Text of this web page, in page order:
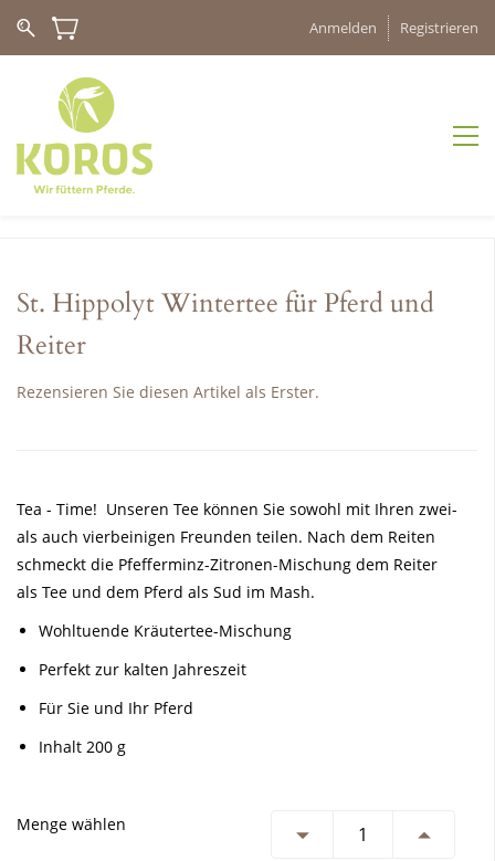
Anmelden Registrieren
St. Hippolyt Wintertee für Pferd und
Reiter
Rezensieren Sie diesen Artikel als Erster.
Tea - Time! Unseren Tee können Sie sowohl mit Ihren zwei-
als auch vierbeinigen Freunden teilen. Nach dem Reiten
schmeckt die Pfefferminz-Zitronen-Mischung dem Reiter
als Tee und dem Pferd als Sud im Mash.
Wohltuende Kräutertee-Mischung
Perfekt zur kalten Jahreszeit
Für Sie und Ihr Pferd
Inhalt 200 g
Menge wählen